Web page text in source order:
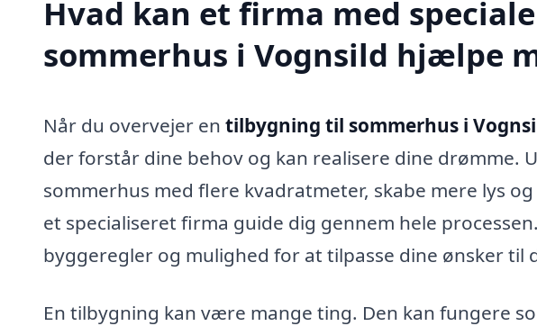
Hvad kan et firma med
sommerhus i Vognsild hjælpe
Når du overvejer en tilbygning til sommerhus i
der forstår dine behov og kan realisere dine drømme.
sommerhus med flere kvadratmeter, skabe mere lys
et specialiseret firma guide dig gennem hele
byggeregler og mulighed for at tilpasse dine ønsker til
En tilbygning kan være mange ting. Den kan fungere